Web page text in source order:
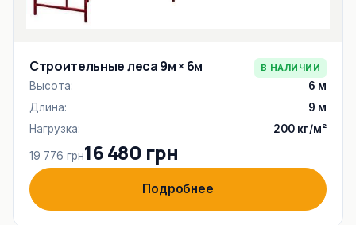
Строительные леса 9м × 6м В НАЛИЧИИ
Высота:
6 м
Длина:
9 м
Нагрузка:
200 кг/м²
19 776 грн16 480 грн
Подробнее